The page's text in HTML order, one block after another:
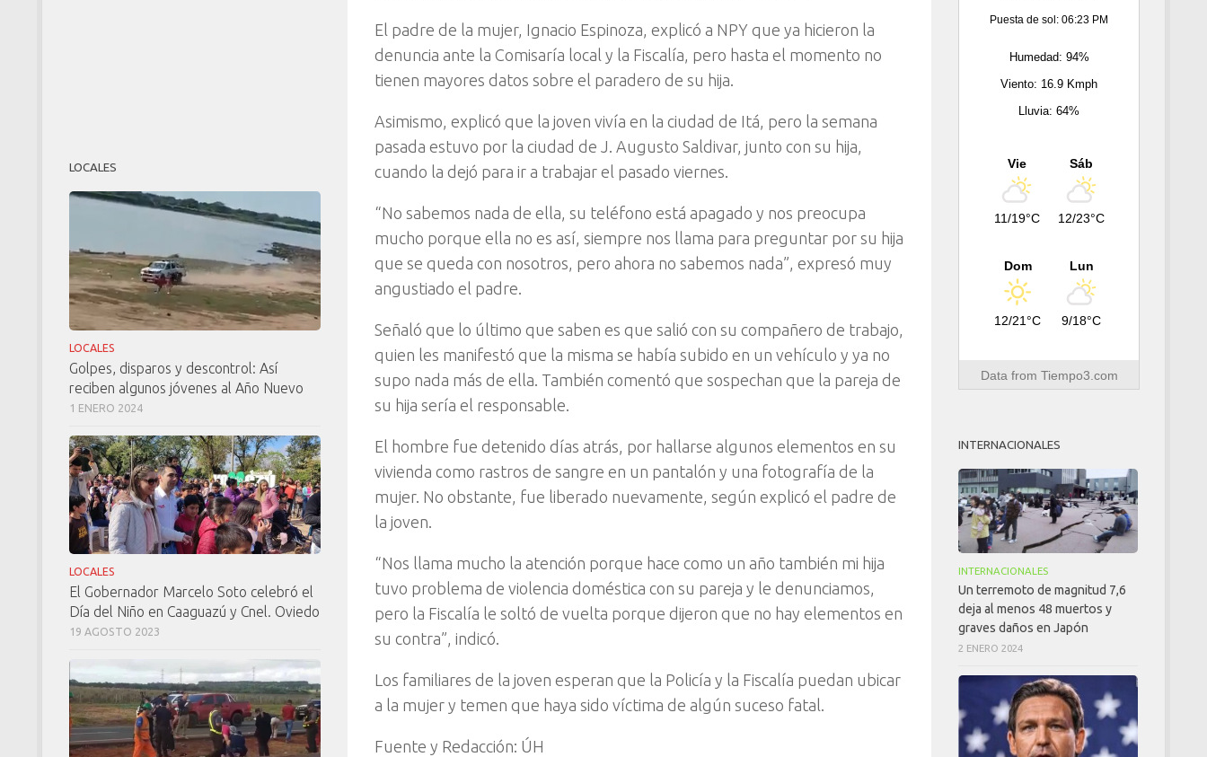
El padre de la mujer, Ignacio Espinoza, explicó a NPY que ya hicieron la
denuncia ante la Comisaría local y la Fiscalía, pero hasta el momento no
tienen mayores datos sobre el paradero de su hija.
Asimismo, explicó que la joven vivía en la ciudad de Itá, pero la semana
pasada estuvo por la ciudad de J. Augusto Saldivar, junto con su hija,
cuando la dejó para ir a trabajar el pasado viernes.
“No sabemos nada de ella, su teléfono está apagado y nos preocupa
mucho porque ella no es así, siempre nos llama para preguntar por su hija
que se queda con nosotros, pero ahora no sabemos nada”, expresó muy
angustiado el padre.
Señaló que lo último que saben es que salió con su compañero de trabajo,
quien les manifestó que la misma se había subido en un vehículo y ya no
supo nada más de ella. También comentó que sospechan que la pareja de
su hija sería el responsable.
El hombre fue detenido días atrás, por hallarse algunos elementos en su
vivienda como rastros de sangre en un pantalón y una fotografía de la
mujer. No obstante, fue liberado nuevamente, según explicó el padre de
la joven.
“Nos llama mucho la atención porque hace como un año también mi hija
tuvo problema de violencia doméstica con su pareja y le denunciamos,
pero la Fiscalía le soltó de vuelta porque dijeron que no hay elementos en
su contra”, indicó.
Los familiares de la joven esperan que la Policía y la Fiscalía puedan ubicar
a la mujer y temen que haya sido víctima de algún suceso fatal.
Fuente y Redacción: ÚH
LOCALES
LOCALES
Golpes, disparos y descontrol: Así
reciben algunos jóvenes al Año Nuevo
1 ENERO 2024
LOCALES
El Gobernador Marcelo Soto celebró el
Día del Niño en Caaguazú y Cnel. Oviedo
19 AGOSTO 2023
Puesta de sol: 06:23 PM
Humedad: 94%
Viento: 16.9 Kmph
Lluvia: 64%
Vie
11/19°C
Sáb
12/23°C
Dom
12/21°C
Lun
9/18°C
Data from Tiempo3.com
INTERNACIONALES
INTERNACIONALES
Un terremoto de magnitud 7,6
deja al menos 48 muertos y
graves daños en Japón
2 ENERO 2024